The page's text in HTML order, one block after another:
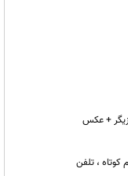
+ عکس
کوتاه ، تلفن